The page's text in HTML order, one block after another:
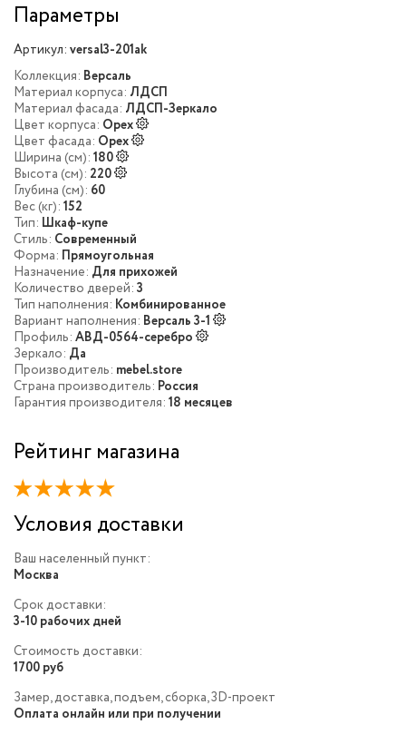
Параметры
Артикул: versal3-201ak
Коллекция: Версаль
Материал корпуса: ЛДСП
Материал фасада: ЛДСП-Зеркало
Цвет корпуса: Орех
Цвет фасада: Орех
Ширина (см): 180
Высота (см): 220
Глубина (см): 60
Вес (кг): 152
Тип: Шкаф-купе
Стиль: Современный
Форма: Прямоугольная
Назначение: Для прихожей
Количество дверей: 3
Тип наполнения: Комбинированное
Вариант наполнения: Версаль 3-1
Профиль: АВД-0564-серебро
Зеркало: Да
Производитель: mebel.store
Страна производитель: Россия
Гарантия производителя: 18 месяцев
Рейтинг магазина
Условия доставки
Ваш населенный пункт:
Москва
Срок доставки:
3-10 рабочих дней
Стоимость доставки:
1700 руб
Замер, доставка, подъем, сборка, 3D-проект
Оплата онлайн или при получении